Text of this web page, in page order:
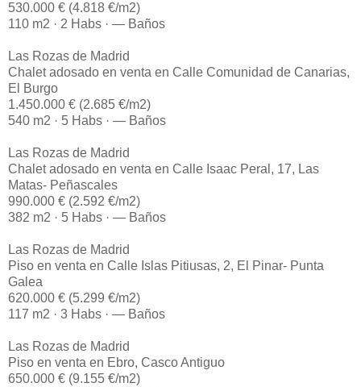
530.000 € (4.818 €/m2)
110 m2 · 2 Habs · — Baños
Las Rozas de Madrid
Chalet adosado en venta en Calle Comunidad de Canarias,
El Burgo
1.450.000 € (2.685 €/m2)
540 m2 · 5 Habs · — Baños
Las Rozas de Madrid
Chalet adosado en venta en Calle Isaac Peral, 17, Las
Matas- Peñascales
990.000 € (2.592 €/m2)
382 m2 · 5 Habs · — Baños
Las Rozas de Madrid
Piso en venta en Calle Islas Pitiusas, 2, El Pinar- Punta
Galea
620.000 € (5.299 €/m2)
117 m2 · 3 Habs · — Baños
Las Rozas de Madrid
Piso en venta en Ebro, Casco Antiguo
650.000 € (9.155 €/m2)